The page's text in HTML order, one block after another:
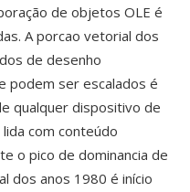
de objetos OLE é
A porcao vetorial dos
de desenho
podem ser escalados é
qualquer dispositivo de
com conteúdo
o pico de dominancia de
dos anos 1980 é início